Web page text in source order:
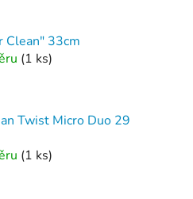
Clean" 33cm
(1 ks)
Twist Micro Duo 29
(1 ks)